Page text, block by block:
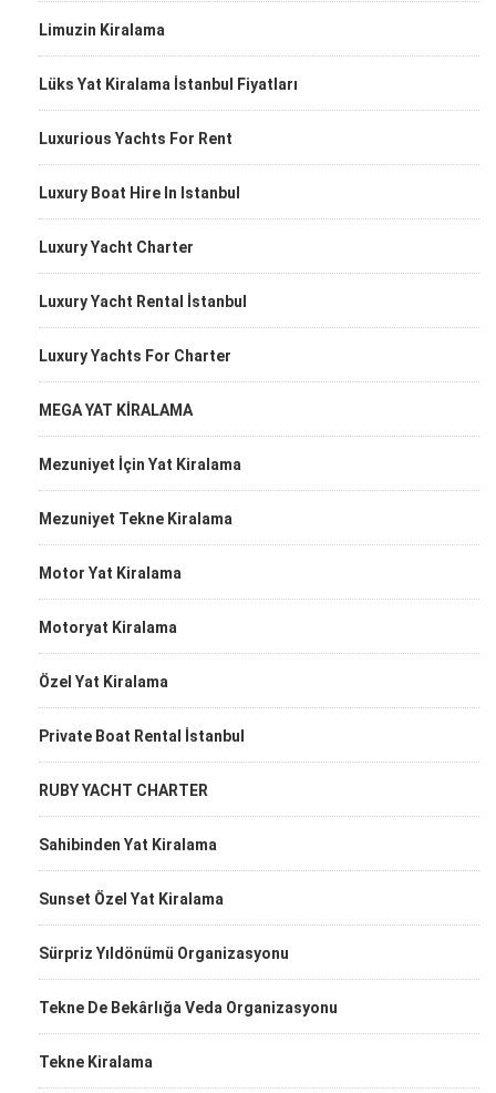
Limuzin Kiralama
Lüks Yat Kiralama İstanbul Fiyatları
Luxurious Yachts For Rent
Luxury Boat Hire In Istanbul
Luxury Yacht Charter
Luxury Yacht Rental İstanbul
Luxury Yachts For Charter
MEGA YAT KİRALAMA
Mezuniyet İçin Yat Kiralama
Mezuniyet Tekne Kiralama
Motor Yat Kiralama
Motoryat Kiralama
Özel Yat Kiralama
Private Boat Rental İstanbul
RUBY YACHT CHARTER
Sahibinden Yat Kiralama
Sunset Özel Yat Kiralama
Sürpriz Yıldönümü Organizasyonu
Tekne De Bekârlığa Veda Organizasyonu
Tekne Kiralama